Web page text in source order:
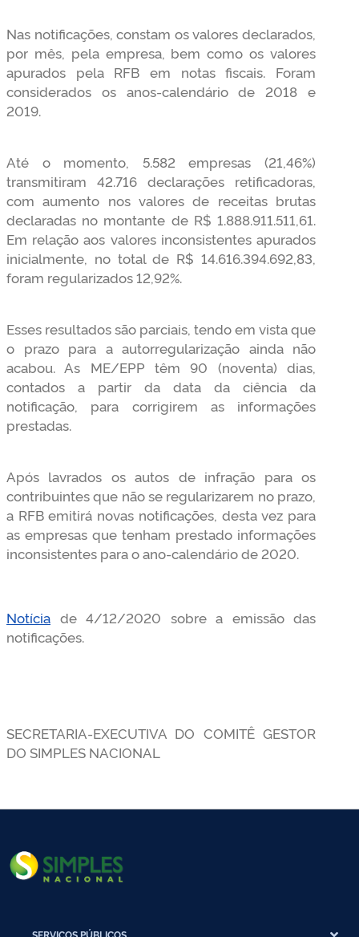
Nas notificações, constam os valores declarados,
por mês, pela empresa, bem como os valores
apurados pela RFB em notas fiscais. Foram
considerados os anos-calendário de 2018 e
2019.
Até o momento, 5.582 empresas (21,46%)
transmitiram 42.716 declarações retificadoras,
com aumento nos valores de receitas brutas
declaradas no montante de R$ 1.888.911.511,61.
Em relação aos valores inconsistentes apurados
inicialmente, no total de R$ 14.616.394.692,83,
foram regularizados 12,92%.
Esses resultados são parciais, tendo em vista que
o prazo para a autorregularização ainda não
acabou. As ME/EPP têm 90 (noventa) dias,
contados a partir da data da ciência da
notificação, para corrigirem as informações
prestadas.
Após lavrados os autos de infração para os
contribuintes que não se regularizarem no prazo,
a RFB emitirá novas notificações, desta vez para
as empresas que tenham prestado informações
inconsistentes para o ano-calendário de 2020.
Notícia de 4/12/2020 sobre a emissão das
notificações.
SECRETARIA-EXECUTIVA DO COMITÊ GESTOR
DO SIMPLES NACIONAL